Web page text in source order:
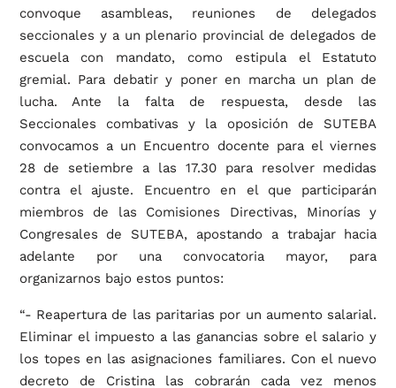
convoque asambleas, reuniones de delegados
seccionales y a un plenario provincial de delegados de
escuela con mandato, como estipula el Estatuto
gremial. Para debatir y poner en marcha un plan de
lucha. Ante la falta de respuesta, desde las
Seccionales combativas y la oposición de SUTEBA
convocamos a un Encuentro docente para el viernes
28 de setiembre a las 17.30 para resolver medidas
contra el ajuste. Encuentro en el que participarán
miembros de las Comisiones Directivas, Minorías y
Congresales de SUTEBA, apostando a trabajar hacia
adelante por una convocatoria mayor, para
organizarnos bajo estos puntos:
“- Reapertura de las paritarias por un aumento salarial.
Eliminar el impuesto a las ganancias sobre el salario y
los topes en las asignaciones familiares. Con el nuevo
decreto de Cristina las cobrarán cada vez menos